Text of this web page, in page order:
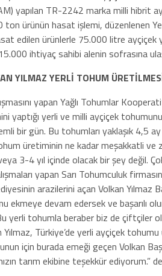
yapılan TR-2242 marka milli hibrit
ton ürünün hasat işlemi, düzenlenen
edilen ürünlerle 75.000 litre ayçiçek
ihtiyaç sahibi alenin sofrasına
YILMAZ YERLİ TOHUM
yapan Yağlı Tohumlar
yaptığı yerli ve milli ayçiçek
bir gün. Bu tohumları yaklaşık 4,5
üretiminin ne kadar meşakkatli ve
3-4 yıl içinde olacak bir şey değil.
yapan Sarı Tohumculuk
arazilerini açan Volkan Yılmaz
ekmeye devam edersek ve başarılı
yerli tohumla beraber biz de çiftçiler
Yılmaz, Türkiye’de yerli ayçiçek
için burada emeği geçen Volkan
tarım ekibine teşekkür ediyorum.”